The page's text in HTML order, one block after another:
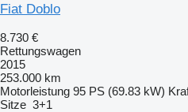
Fiat Doblo
8.730 €
Rettungswagen
2015
253.000 km
Motorleistung 95 PS (69.83 kW)
Sitze 3+1